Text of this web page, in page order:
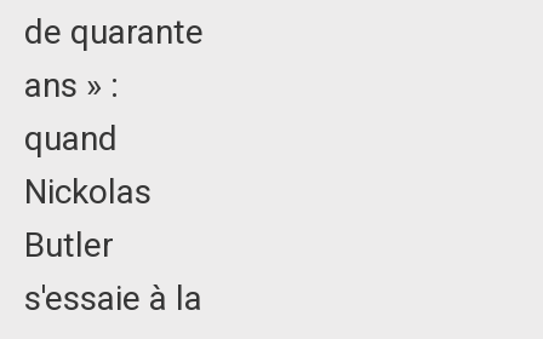
de quarante
ans » :
quand
Nickolas
Butler
s'essaie à la